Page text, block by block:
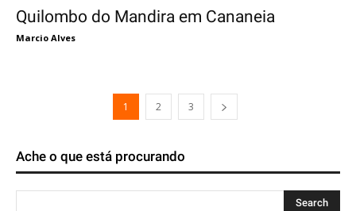
Quilombo do Mandira em Cananeia
Marcio Alves
1 2 3
Ache o que está procurando